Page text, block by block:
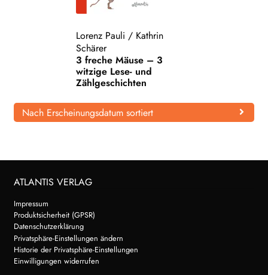
Lorenz Pauli / Kathrin
Schärer
3 freche Mäuse – 3
witzige Lese- und
Zählgeschichten
Nach Erscheinungsdatum sortiert
ATLANTIS VERLAG
Impressum
Produktsicherheit (GPSR)
Datenschutzerklärung
Privatsphäre-Einstellungen ändern
Historie der Privatsphäre-Einstellungen
Einwilligungen widerrufen